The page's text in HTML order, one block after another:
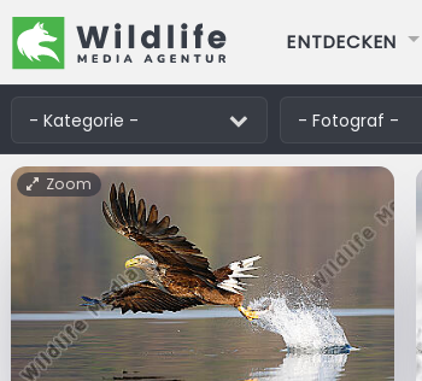
ENTDECKEN
Zoom